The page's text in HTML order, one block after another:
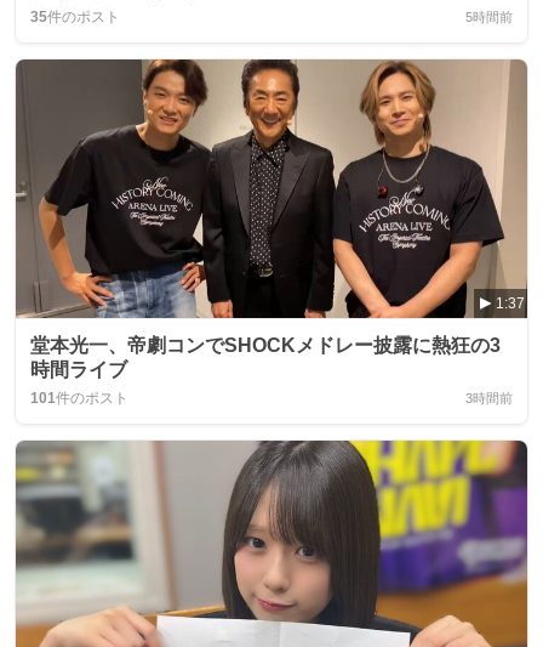
35件のポスト 5時間前
1:37
堂本光一、帝劇コンでSHOCKメドレー披露に熱狂の3
時間ライブ
101件のポスト 3時間前